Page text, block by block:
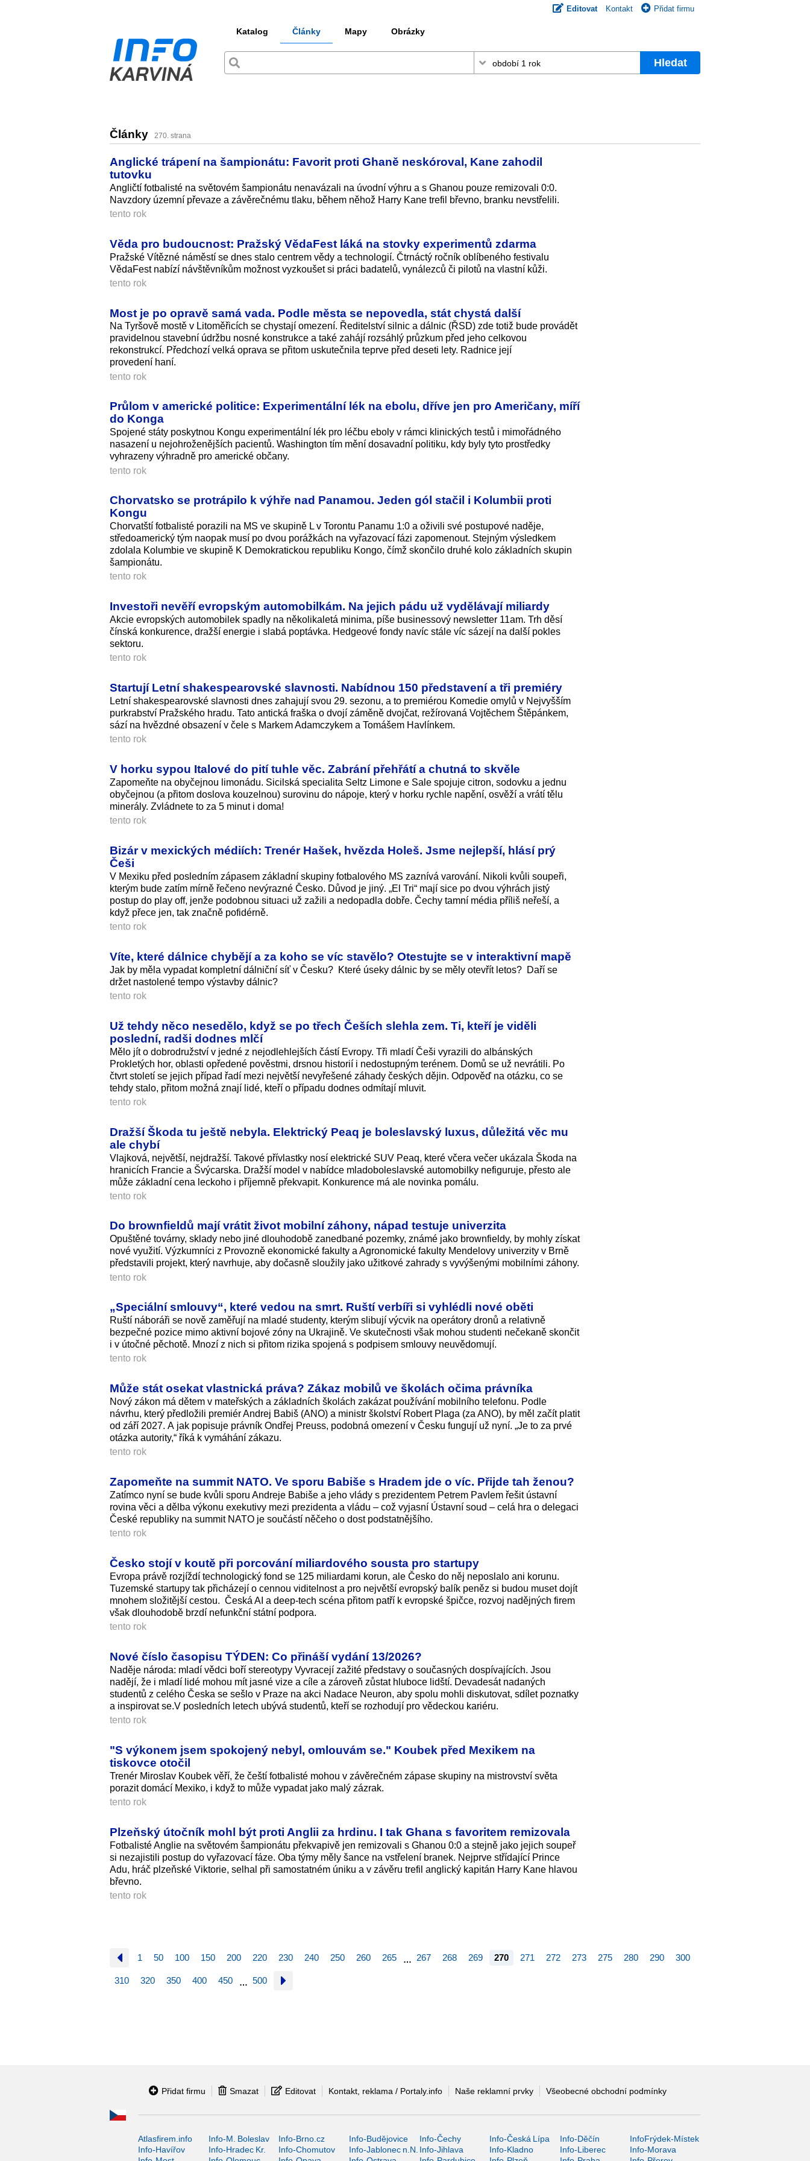
Editovat Kontakt Přidat firmu
Katalog Články Mapy Obrázky
Hledat
Články 270. strana
Anglické trápení na šampionátu: Favorit proti Ghaně neskóroval, Kane zahodil
tutovku
Angličtí fotbalisté na světovém šampionátu nenavázali na úvodní výhru a s Ghanou pouze remizovali 0:0.
Navzdory územní převaze a závěrečnému tlaku, během něhož Harry Kane trefil břevno, branku nevstřelili.
tento rok
Věda pro budoucnost: Pražský VědaFest láká na stovky experimentů zdarma
Pražské Vítězné náměstí se dnes stalo centrem vědy a technologií. Čtrnáctý ročník oblíbeného festivalu
VědaFest nabízí návštěvníkům možnost vyzkoušet si práci badatelů, vynálezců či pilotů na vlastní kůži.
tento rok
Most je po opravě samá vada. Podle města se nepovedla, stát chystá další
Na Tyršově mostě v Litoměřicích se chystají omezení. Ředitelství silnic a dálnic (ŘSD) zde totiž bude provádět
pravidelnou stavební údržbu nosné konstrukce a také zahájí rozsáhlý průzkum před jeho celkovou
rekonstrukcí. Předchozí velká oprava se přitom uskutečnila teprve před deseti lety. Radnice její
provedení haní.
tento rok
Průlom v americké politice: Experimentální lék na ebolu, dříve jen pro Američany, míří
do Konga
Spojené státy poskytnou Kongu experimentální lék pro léčbu eboly v rámci klinických testů i mimořádného
nasazení u nejohroženějších pacientů. Washington tím mění dosavadní politiku, kdy byly tyto prostředky
vyhrazeny výhradně pro americké občany.
tento rok
Chorvatsko se protrápilo k výhře nad Panamou. Jeden gól stačil i Kolumbii proti
Kongu
Chorvatští fotbalisté porazili na MS ve skupině L v Torontu Panamu 1:0 a oživili své postupové naděje,
středoamerický tým naopak musí po dvou porážkách na vyřazovací fázi zapomenout. Stejným výsledkem
zdolala Kolumbie ve skupině K Demokratickou republiku Kongo, čímž skončilo druhé kolo základních skupin
šampionátu.
tento rok
Investoři nevěří evropským automobilkám. Na jejich pádu už vydělávají miliardy
Akcie evropských automobilek spadly na několikaletá minima, píše businessový newsletter 11am. Trh děsí
čínská konkurence, dražší energie i slabá poptávka. Hedgeové fondy navíc stále víc sázejí na další pokles
sektoru.
tento rok
Startují Letní shakespearovské slavnosti. Nabídnou 150 představení a tři premiéry
Letní shakespearovské slavnosti dnes zahajují svou 29. sezonu, a to premiérou Komedie omylů v Nejvyšším
purkrabství Pražského hradu. Tato antická fraška o dvojí záměně dvojčat, režírovaná Vojtěchem Štěpánkem,
sází na hvězdné obsazení v čele s Markem Adamczykem a Tomášem Havlínkem.
tento rok
V horku sypou Italové do pití tuhle věc. Zabrání přehřátí a chutná to skvěle
Zapomeňte na obyčejnou limonádu. Sicilská specialita Seltz Limone e Sale spojuje citron, sodovku a jednu
obyčejnou (a přitom doslova kouzelnou) surovinu do nápoje, který v horku rychle napění, osvěží a vrátí tělu
minerály. Zvládnete to za 5 minut i doma!
tento rok
Bizár v mexických médiích: Trenér Hašek, hvězda Holeš. Jsme nejlepší, hlásí prý
Češi
V Mexiku před posledním zápasem základní skupiny fotbalového MS zaznívá varování. Nikoli kvůli soupeři,
kterým bude zatím mírně řečeno nevýrazné Česko. Důvod je jiný. „El Tri“ mají sice po dvou výhrách jistý
postup do play off, jenže podobnou situaci už zažili a nedopadla dobře. Čechy tamní média příliš neřeší, a
když přece jen, tak značně pofidérně.
tento rok
Víte, které dálnice chybějí a za koho se víc stavělo? Otestujte se v interaktivní mapě
Jak by měla vypadat kompletní dálniční síť v Česku? Které úseky dálnic by se měly otevřít letos? Daří se
držet nastolené tempo výstavby dálnic?
tento rok
Už tehdy něco nesedělo, když se po třech Češích slehla zem. Ti, kteří je viděli
poslední, radši dodnes mlčí
Mělo jít o dobrodružství v jedné z nejodlehlejších částí Evropy. Tři mladí Češi vyrazili do albánských
Prokletých hor, oblasti opředené pověstmi, drsnou historií i nedostupným terénem. Domů se už nevrátili. Po
čtvrt století se jejich případ řadí mezi největší nevyřešené záhady českých dějin. Odpověď na otázku, co se
tehdy stalo, přitom možná znají lidé, kteří o případu dodnes odmítají mluvit.
tento rok
Dražší Škoda tu ještě nebyla. Elektrický Peaq je boleslavský luxus, důležitá věc mu
ale chybí
Vlajková, největší, nejdražší. Takové přívlastky nosí elektrické SUV Peaq, které včera večer ukázala Škoda na
hranicích Francie a Švýcarska. Dražší model v nabídce mladoboleslavské automobilky nefiguruje, přesto ale
může základní cena leckoho i příjemně překvapit. Konkurence má ale novinka pomálu.
tento rok
Do brownfieldů mají vrátit život mobilní záhony, nápad testuje univerzita
Opuštěné továrny, sklady nebo jiné dlouhodobě zanedbané pozemky, známé jako brownfieldy, by mohly získat
nové využití. Výzkumníci z Provozně ekonomické fakulty a Agronomické fakulty Mendelovy univerzity v Brně
představili projekt, který navrhuje, aby dočasně sloužily jako užitkové zahrady s vyvýšenými mobilními záhony.
tento rok
„Speciální smlouvy“, které vedou na smrt. Ruští verbíři si vyhlédli nové oběti
Ruští náboráři se nově zaměřují na mladé studenty, kterým slibují výcvik na operátory dronů a relativně
bezpečné pozice mimo aktivní bojové zóny na Ukrajině. Ve skutečnosti však mohou studenti nečekaně skončit
i v útočné pěchotě. Mnozí z nich si přitom rizika spojená s podpisem smlouvy neuvědomují.
tento rok
Může stát osekat vlastnická práva? Zákaz mobilů ve školách očima právníka
Nový zákon má dětem v mateřských a základních školách zakázat používání mobilního telefonu. Podle
návrhu, který předložili premiér Andrej Babiš (ANO) a ministr školství Robert Plaga (za ANO), by měl začít platit
od září 2027. A jak popisuje právník Ondřej Preuss, podobná omezení v Česku fungují už nyní. „Je to za prvé
otázka autority,“ říká k vymáhání zákazu.
tento rok
Zapomeňte na summit NATO. Ve sporu Babiše s Hradem jde o víc. Přijde tah ženou?
Zatímco nyní se bude kvůli sporu Andreje Babiše a jeho vlády s prezidentem Petrem Pavlem řešit ústavní
rovina věci a dělba výkonu exekutivy mezi prezidenta a vládu – což vyjasní Ústavní soud – celá hra o delegaci
České republiky na summit NATO je součástí něčeho o dost podstatnějšího.
tento rok
Česko stojí v koutě při porcování miliardového sousta pro startupy
Evropa právě rozjíždí technologický fond se 125 miliardami korun, ale Česko do něj neposlalo ani korunu.
Tuzemské startupy tak přicházejí o cennou viditelnost a pro největší evropský balík peněz si budou muset dojít
mnohem složitější cestou. Česká AI a deep-tech scéna přitom patří k evropské špičce, rozvoj nadějných firem
však dlouhodobě brzdí nefunkční státní podpora.
tento rok
Nové číslo časopisu TÝDEN: Co přináší vydání 13/2026?
Naděje národa: mladí vědci boří stereotypy Vyvracejí zažité představy o současných dospívajících. Jsou
nadějí, že i mladí lidé mohou mít jasné vize a cíle a zároveň zůstat hluboce lidští. Devadesát nadaných
studentů z celého Česka se sešlo v Praze na akci Nadace Neuron, aby spolu mohli diskutovat, sdílet poznatky
a inspirovat se.V posledních letech ubývá studentů, kteří se rozhodují pro vědeckou kariéru.
tento rok
"S výkonem jsem spokojený nebyl, omlouvám se." Koubek před Mexikem na
tiskovce otočil
Trenér Miroslav Koubek věří, že čeští fotbalisté mohou v závěrečném zápase skupiny na mistrovství světa
porazit domácí Mexiko, i když to může vypadat jako malý zázrak.
tento rok
Plzeňský útočník mohl být proti Anglii za hrdinu. I tak Ghana s favoritem remizovala
Fotbalisté Anglie na světovém šampionátu překvapivě jen remizovali s Ghanou 0:0 a stejně jako jejich soupeř
si nezajistili postup do vyřazovací fáze. Oba týmy měly šance na vstřelení branek. Nejprve střídající Prince
Adu, hráč plzeňské Viktorie, selhal při samostatném úniku a v závěru trefil anglický kapitán Harry Kane hlavou
břevno.
tento rok
1 50 100 150 200 220 230 240 250 260 265 … 267 268 269 270 271 272 273 275 280 290 300
310 320 350 400 450 … 500
Přidat firmu Smazat Editovat Kontakt, reklama / Portaly.info Naše reklamní prvky Všeobecné obchodní podmínky
Atlasfirem.info Info-M. Boleslav Info-Brno.cz Info-Budějovice Info-Čechy Info-Česká Lípa Info-Děčín
InfoFrýdek-Místek
Info-Havířov
Info-Hradec Kr. Info-Chomutov Info-Jablonec n.N. Info-Jihlava Info-Kladno Info-Liberec
Info-Morava